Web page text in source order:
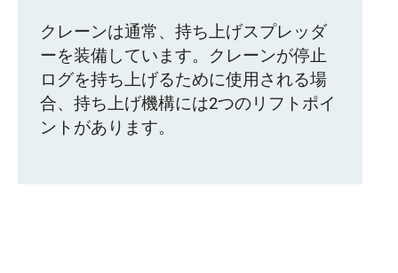
クレーンは通常、持ち上げスプレッダ
ーを装備しています。クレーンが停止
ログを持ち上げるために使用される場
合、持ち上げ機構には2つのリフトポイ
ントがあります。